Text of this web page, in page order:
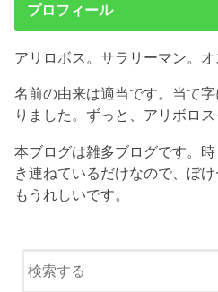
プロフィール
アリロボス。サラリーマン。オ
名前の由来は適当です。当て
りました。ずっと、アリボロス
本ブログは雑多ブログです。
き連ねているだけなので、ぼ
もうれしいです。